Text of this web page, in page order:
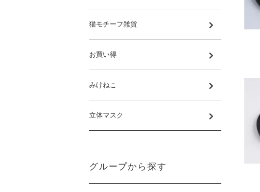
猫モチーフ雑貨
お買い得
みけねこ
立体マスク
グループから探す